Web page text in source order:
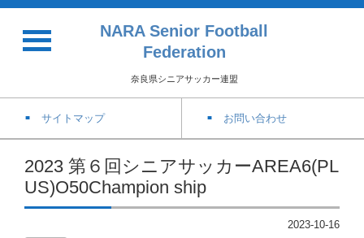
NARA Senior Football
Federation
奈良県シニアサッカー連盟
サイトマップ お問い合わせ
2023 第６回シニアサッカーAREA6(PL
US)O50Champion ship
2023-10-16